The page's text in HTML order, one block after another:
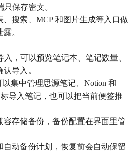
保存密文。
搜索、MCP 和图片生成等入口做
。
入，可以预览笔记本、笔记数量、
导入。
集中管理思源笔记、Notion 和
导入笔记，也可以把当前便签推
容存储备份，备份配置在界面里管
动备份计划，恢复前会自动保留